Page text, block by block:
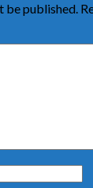
be published.